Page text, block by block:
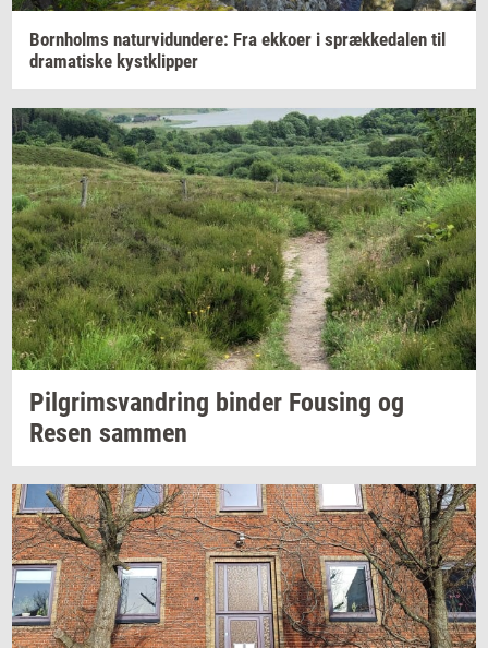
Born­holms na­tur­vi­dun­de­re: Fra ek­ko­er i spræk­ke­da­len til
dra­ma­ti­ske kyst­klip­per
Pil­grims­van­dring bin­der Fou­sing og
Resen sam­men